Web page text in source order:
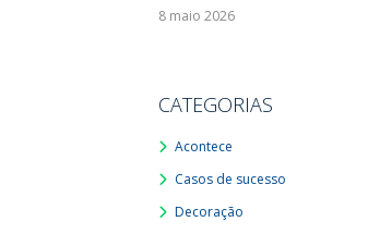
8 maio 2026
CATEGORIAS
Acontece
Casos de sucesso
Decoração